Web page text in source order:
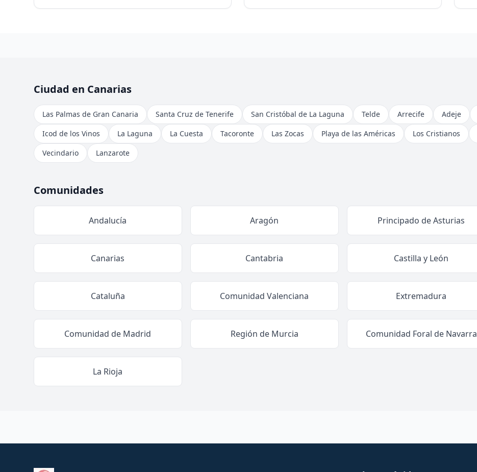
Ciudad en Canarias
Las Palmas de Gran Canaria Santa Cruz de Tenerife San Cristóbal de La Laguna Telde Arrecife Adeje
Icod de los Vinos
La Laguna La Cuesta Tacoronte Las Zocas Playa de las Américas Los Cristianos
Vecindario
Lanzarote
Comunidades
Andalucía Aragón Principado de Asturias
Canarias Cantabria Castilla y León
Cataluña Comunidad Valenciana Extremadura
Comunidad de Madrid Región de Murcia Comunidad Foral de Navarra
La Rioja